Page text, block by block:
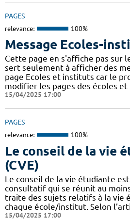
PAGES
relevance: 100%
Message Ecoles-
Cette page en s'affiche pas sur
sert seulement à afficher des
page Ecoles et instituts car le
modifier les pages des écoles et
15/04/2025 17:00
PAGES
relevance: 100%
Le conseil de la vie
(CVE)
Le conseil de la vie étudiante
consultatif qui se réunit au
traite des sujets relatifs à la vie
chaque école/institut. Selon
15/04/2025 17:00